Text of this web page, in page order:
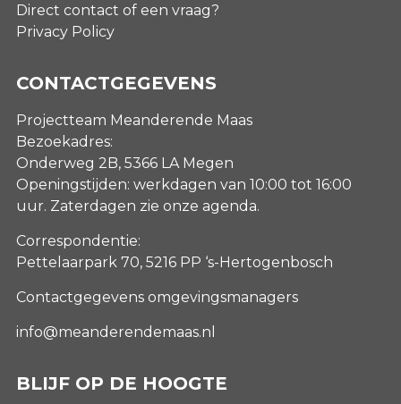
Direct contact of een vraag?
Privacy Policy
CONTACTGEGEVENS
Projectteam Meanderende Maas
Bezoekadres:
Onderweg 2B, 5366 LA Megen
Openingstijden: werkdagen van 10:00 tot 16:00
uur. Zaterdagen zie onze agenda.
Correspondentie:
Pettelaarpark 70, 5216 PP ‘s-Hertogenbosch
Contactgegevens omgevingsmanagers
info@meanderendemaas.nl
BLIJF OP DE HOOGTE